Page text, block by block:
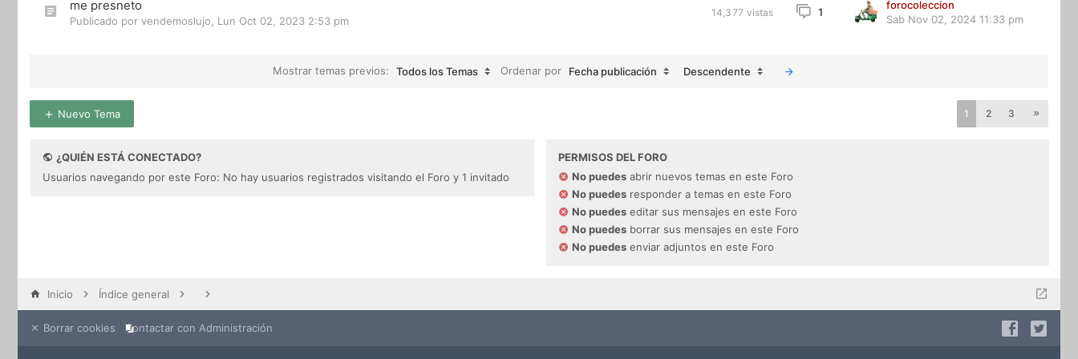
me presneto
Publicado por vendemoslujo Lun Oct 02, 2023 2:53 pm
14,377 vistas 1
forocoleccion
Sab Nov 02, 2024 11:33 pm
Mostrar temas previos: Todos los Temas Ordenar por Fecha publicación Descendente
Nuevo Tema 1 2 3
¿QUIÉN ESTÁ CONECTADO?
Usuarios navegando por este Foro: No hay usuarios registrados visitando el Foro y 1 invitado
PERMISOS DEL FORO
No puedesabrir nuevos temas en este Foro
No puedesresponder a temas en este Foro
No puedeseditar sus mensajes en este Foro
No puedesborrar sus mensajes en este Foro
No puedesenviar adjuntos en este Foro
Inicio Índice general
Borrar cookies Contactar con Administración